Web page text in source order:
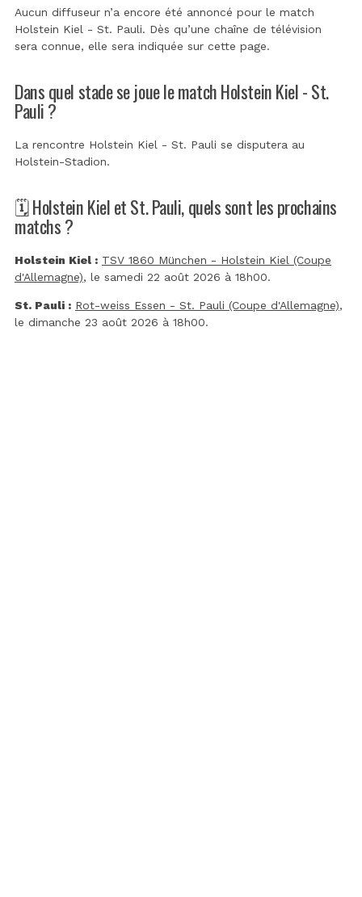
Aucun diffuseur n’a encore été annoncé pour le match
Holstein Kiel - St. Pauli. Dès qu’une chaîne de télévision
sera connue, elle sera indiquée sur cette page.
Dans quel stade se joue le match Holstein Kiel - St.
Pauli ?
La rencontre Holstein Kiel - St. Pauli se disputera au
Holstein-Stadion.
🗓️ Holstein Kiel et St. Pauli, quels sont les prochains
matchs ?
Holstein Kiel : TSV 1860 München - Holstein Kiel (Coupe
d'Allemagne), le samedi 22 août 2026 à 18h00.
St. Pauli : Rot-weiss Essen - St. Pauli (Coupe d'Allemagne),
le dimanche 23 août 2026 à 18h00.